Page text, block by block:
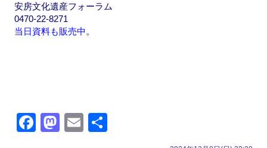
安房文化遺産フォーラム
0470-22-8271
当日資料も販売中 。
F
M
E